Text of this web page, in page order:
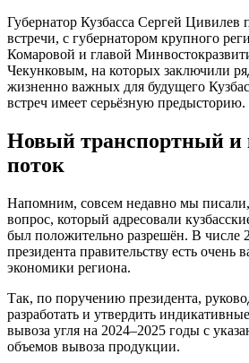
Губернатор Кузбасса Сергей Цивилев
встречи, с губернатором крупного
Комаровой и главой
Чекунковым, на которых заключили
жизненно важных для будущего
встреч имеет серьёзную предысторию.
Новый транспортный и
поток
Напомним, совсем недавно мы
вопрос, который адресовали
был положительно разрешён. В числе
президента правительству есть очень
экономики региона.
Так, по поручению президента,
разработать и утвердить
вывоза угля на 2024–2025 годы с
объемов вывоза продукции.